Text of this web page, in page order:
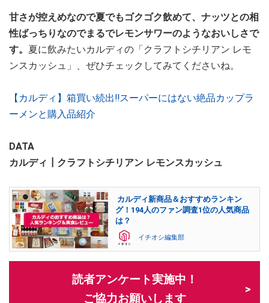
甘さが控えめなので夏でもゴクゴク飲めて、ナッツとの相
性ばっちりなのでまるでレモンサワーのようなおいしさで
す。 夏に飲みたいカルディの「クラフトシチリアン レモ
ンスカッシュ」、ぜひチェックしてみてくださいね。
【カルディ】箱買い続出‼スーパーにはない絶品カップラ
ーメンと購入品紹介
DATA
カルディ┃クラフトシチリアン レモンスカッシュ
カルディ新商品＆おすすめランキン
グ！194人のファン調査1位の人気商品
は？
イチオシ編集部
読者アンケート実施中！
ご協力お願いします